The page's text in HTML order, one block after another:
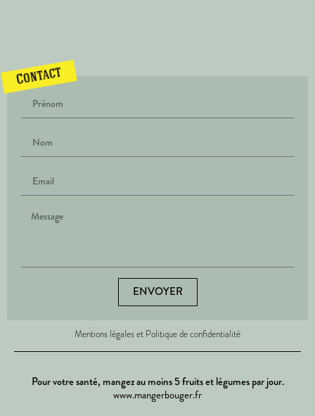
Contact
ENVOYER
Mentions légales et Politique de confidentialité
Pour votre santé, mangez au moins 5 fruits et légumes par jour.
www.mangerbouger.fr